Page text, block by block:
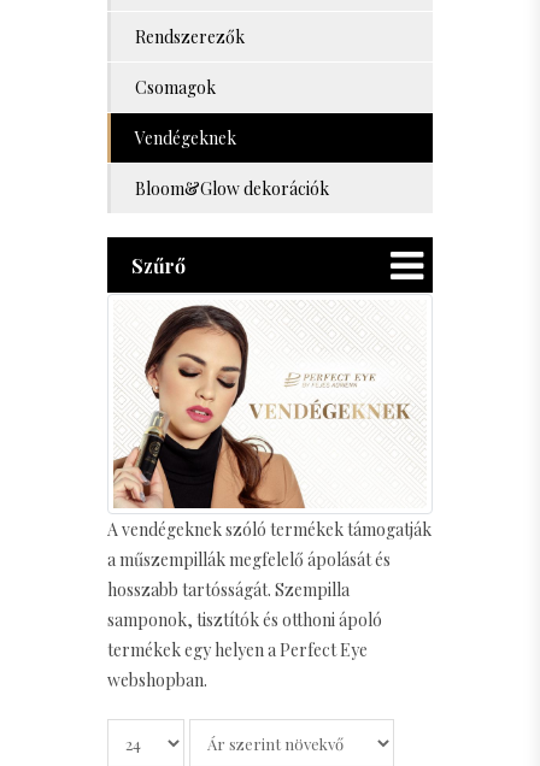
Rendszerezők
Csomagok
Vendégeknek
Bloom&Glow dekorációk
Szűrő
A vendégeknek szóló termékek támogatják
a műszempillák megfelelő ápolását és
hosszabb tartósságát. Szempilla
samponok, tisztítók és otthoni ápoló
termékek egy helyen a Perfect Eye
webshopban.